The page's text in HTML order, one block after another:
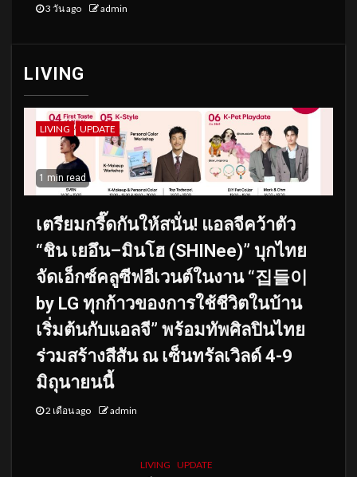
3 วัน ago admin
LIVING
LIVING UPDATE
1 min read
เตรียมกรี๊ดกันให้สนั่น! แอลจีคว้าตัว
“ชิน เยอึน–มินโฮ (SHINee)” บุกไทย
จัดเอ็กซ์คลูซีฟอีเวนต์ในงาน “집들이
by LG ทุกก้าวของการใช้ชีวิตในบ้าน
เริ่มต้นกับแอลจี” พร้อมทัพศิลปินไทย
ร่วมสร้างสีสัน ณ เซ็นทรัลเวิลด์ 4-9
มิถุนายนนี้
2 เดือน ago admin
LIVING UPDATE